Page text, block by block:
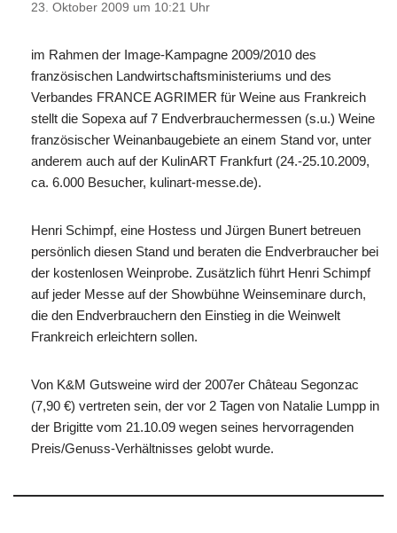
23. Oktober 2009 um 10:21 Uhr
im Rahmen der Image-Kampagne 2009/2010 des
französischen Landwirtschaftsministeriums und des
Verbandes FRANCE AGRIMER für Weine aus Frankreich
stellt die Sopexa auf 7 Endverbrauchermessen (s.u.) Weine
französischer Weinanbaugebiete an einem Stand vor, unter
anderem auch auf der KulinART Frankfurt (24.-25.10.2009,
ca. 6.000 Besucher, kulinart-messe.de).
Henri Schimpf, eine Hostess und Jürgen Bunert betreuen
persönlich diesen Stand und beraten die Endverbraucher bei
der kostenlosen Weinprobe. Zusätzlich führt Henri Schimpf
auf jeder Messe auf der Showbühne Weinseminare durch,
die den Endverbrauchern den Einstieg in die Weinwelt
Frankreich erleichtern sollen.
Von K&M Gutsweine wird der 2007er Château Segonzac
(7,90 €) vertreten sein, der vor 2 Tagen von Natalie Lumpp in
der Brigitte vom 21.10.09 wegen seines hervorragenden
Preis/Genuss-Verhältnisses gelobt wurde.